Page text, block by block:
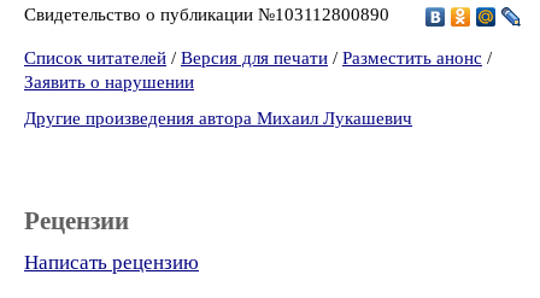
Свидетельство о публикации №103112800890
Список читателей / Версия для печати / Разместить анонс /
Заявить о нарушении
Другие произведения автора Михаил Лукашевич
Рецензии
Написать рецензию